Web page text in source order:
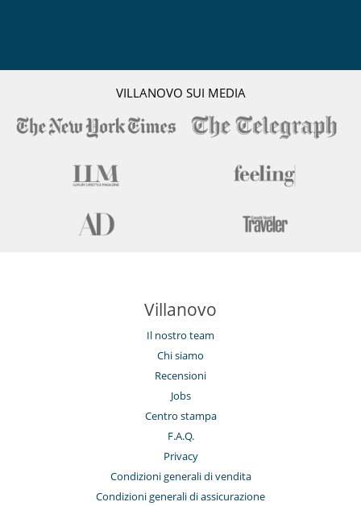
VILLANOVO SUI MEDIA
Villanovo
Il nostro team
Chi siamo
Recensioni
Jobs
Centro stampa
F.A.Q.
Privacy
Condizioni generali di vendita
Condizioni generali di assicurazione